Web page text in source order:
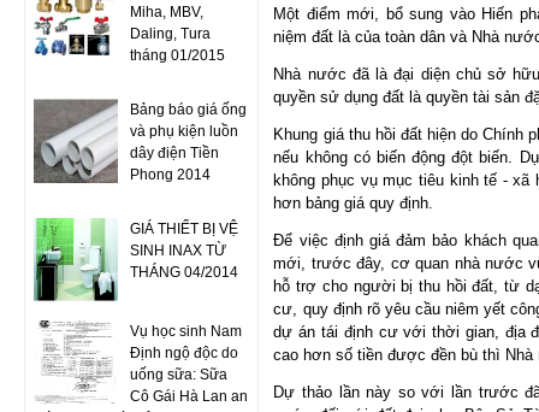
Miha, MBV,
Daling, Tura
tháng 01/2015
Bảng báo giá ống
và phụ kiện luồn
dây điện Tiền
Phong 2014
GIÁ THIẾT BỊ VỆ
SINH INAX TỪ
THÁNG 04/2014
Vụ học sinh Nam
Định ngộ độc do
uống sữa: Sữa
Cô Gái Hà Lan an
Một điểm mới, bổ sung vào Hiến
niệm đất là của toàn dân và Nhà
Nhà nước đã là đại diện chủ sở
quyền sử dụng đất là quyền tài sản
Khung giá thu hồi đất hiện do Chính
nếu không có biến động đột biến.
không phục vụ mục tiêu kinh tế -
hơn bảng giá quy định.
Để việc định giá đảm bảo khách
mới, trước đây, cơ quan nhà nước
hỗ trợ cho người bị thu hồi đất, từ
cư, quy định rõ yêu cầu niêm yết
dự án tái định cư với thời gian, địa
cao hơn số tiền được đền bù thì
Dự thảo lần này so với lần trước